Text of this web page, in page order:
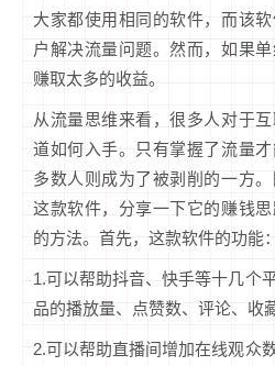
大家都使用相同的软件，而该
户解决流量问题。然而，如果
赚取太多的收益。
从流量思维来看，很多人对于
道如何入手。只有掌握了流量
多数人则成为了被剥削的一方
这款软件，分享一下它的赚钱
的方法。首先，这款软件的功能：
1.可以帮助抖音、快手等十几个
品的播放量、点赞数、评论、收
2.可以帮助直播间增加在线观众